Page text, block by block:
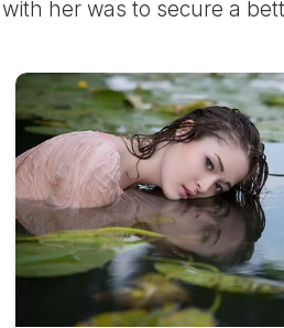
with her was to secure a